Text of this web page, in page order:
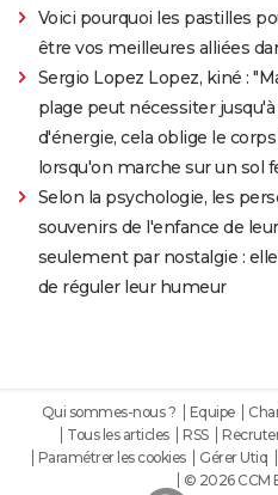
Voici pourquoi les pastilles
être vos meilleures alliées
Sergio Lopez Lopez, kiné :
plage peut nécessiter
d'énergie, cela oblige le
lorsqu'on marche sur un sol
Selon la psychologie, les
souvenirs de l'enfance de
seulement par nostalgie :
de réguler leur humeur
Qui sommes-nous ? Equipe
Tous les articles
RSS
Paramétrer les cookies
Gérer Utiq
© 2026 CCM